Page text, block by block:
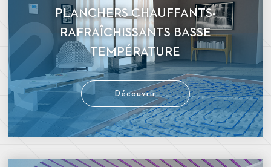
PLANCHERS CHAUFFANTS-
RAFRAÎCHISSANTS BASSE
TEMPÉRATURE
Découvrir